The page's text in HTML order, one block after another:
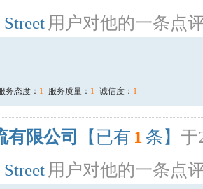
用户对他的一条点
务态度： 1 服务质量： 1 诚信度： 1
有限公司 【已有 1 条】 于
用户对他的一条点